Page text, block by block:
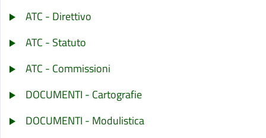
ATC - Direttivo
ATC - Statuto
ATC - Commissioni
DOCUMENTI - Cartografie
DOCUMENTI - Modulistica